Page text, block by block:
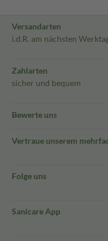
Versandarten
i.d.R. am nächsten
Zahlarten
sicher und bequem
Bewerte uns
Vertraue unserem
Folge uns
Sanicare App